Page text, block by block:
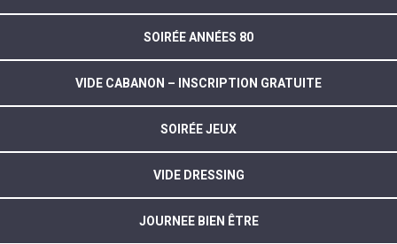
SOIRÉE ANNÉES 80
VIDE CABANON – INSCRIPTION GRATUITE
SOIRÉE JEUX
VIDE DRESSING
JOURNEE BIEN ÊTRE